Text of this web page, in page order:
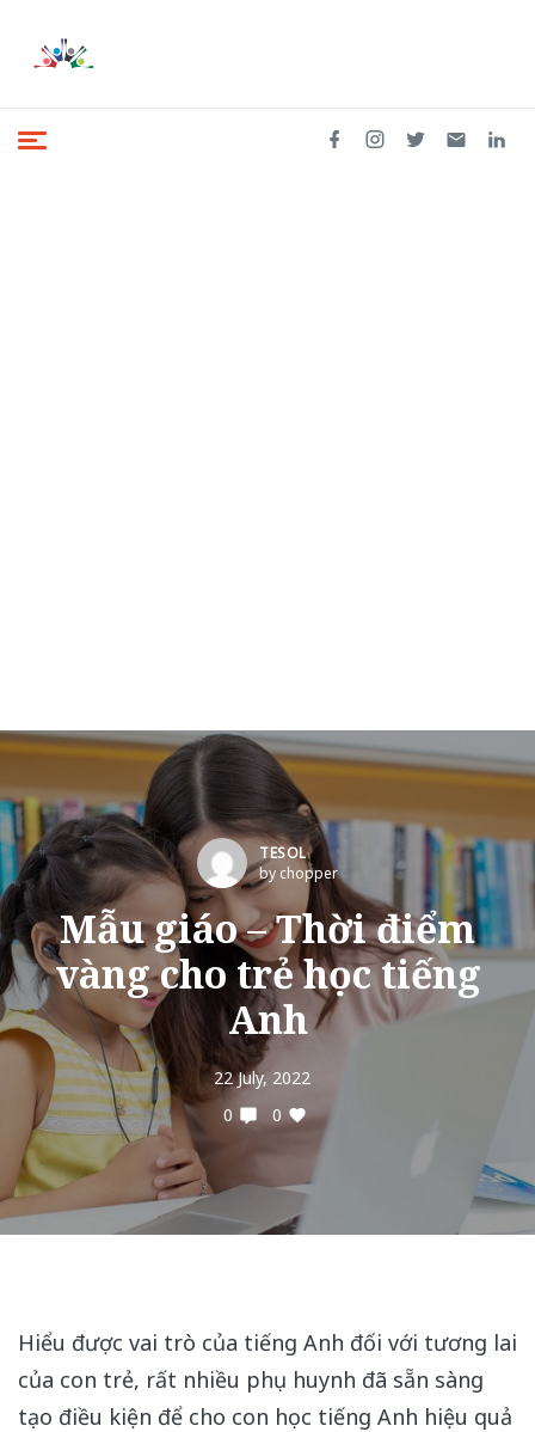
TESOL
by chopper
Mẫu giáo – Thời điểm
vàng cho trẻ học tiếng
Anh
22 July, 2022
0
0
Hiểu được vai trò của tiếng Anh đối với tương lai
của con trẻ, rất nhiều phụ huynh đã sẵn sàng
tạo điều kiện để cho con học tiếng Anh hiệu quả